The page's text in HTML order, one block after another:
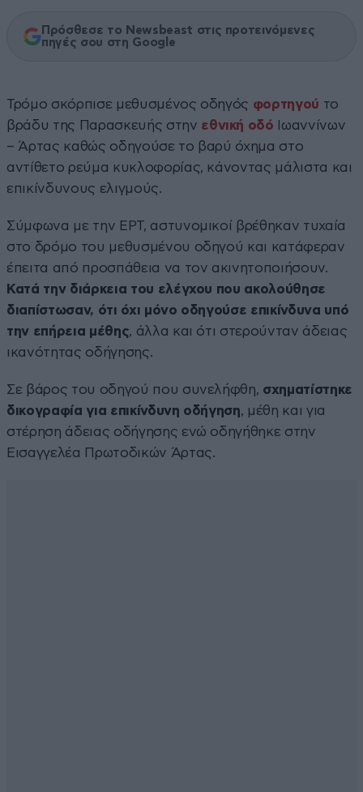
Πρόσθεσε το Newsbeast στις προτεινόμενες
πηγές σου στη Google
Τρόμο σκόρπισε μεθυσμένος οδηγός φορτηγού το
βράδυ της Παρασκευής στην εθνική οδό Ιωαννίνων
– Άρτας καθώς οδηγούσε το βαρύ όχημα στο
αντίθετο ρεύμα κυκλοφορίας, κάνοντας μάλιστα και
επικίνδυνους ελιγμούς.
Σύμφωνα με την ΕΡΤ, αστυνομικοί βρέθηκαν τυχαία
στο δρόμο του μεθυσμένου οδηγού και κατάφεραν
έπειτα από προσπάθεια να τον ακινητοποιήσουν.
Κατά την διάρκεια του ελέγχου που ακολούθησε
διαπίστωσαν, ότι όχι μόνο οδηγούσε επικίνδυνα υπό
την επήρεια μέθης, άλλα και ότι στερούνταν άδειας
ικανότητας οδήγησης.
Σε βάρος του οδηγού που συνελήφθη, σχηματίστηκε
δικογραφία για επικίνδυνη οδήγηση, μέθη και για
στέρηση άδειας οδήγησης ενώ οδηγήθηκε στην
Εισαγγελέα Πρωτοδικών Άρτας.